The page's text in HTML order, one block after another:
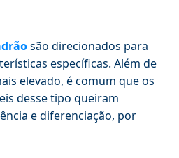
são direcionados para
específicas. Além de
elevado, é comum que os
desse tipo queiram
e diferenciação, por